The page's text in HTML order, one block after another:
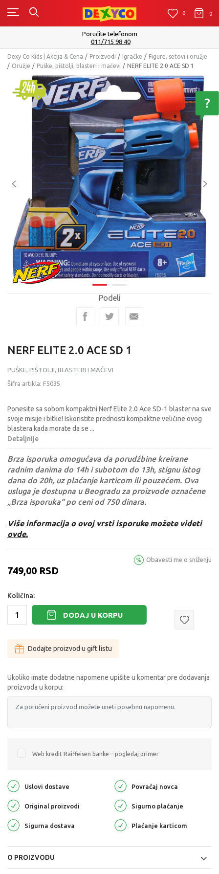
0 0 0
Isporuku možete očekivati u roku od 2 do 4
Dexy Co Kids | Akcija & Cena Proizvodi Igračke
Figure, setovi i oružje
Oružje
Puške, pištolji, blasteri i mačevi NERF ELITE 2.0 ACE SD 1
Podeli
NERF ELITE 2.0 ACE SD 1
PUŠKE, PIŠTOLJI, BLASTERI I MAČEVI
Šifra artikla: F5035
Ponesite sa sobom kompaktni Nerf Elite 2.0 Ace SD-1 blaster na sve
svoje misije i bitke! Iskoristite prednosti kompaktne veličine ovog
blastera kada morate da se ...
Detaljnije
Brza isporuka omogućava da porudžbine kreirane
radnim danima do 14h i subotom do 13h, stignu istog
dana do 20h, uz plaćanje karticom ili pouzećem. Ova
usluga je dostupna u Beogradu za proizvode označene
„Brza isporuka“ po ceni od 750 dinara.
Više informacija o ovoj vrsti isporuke možete videti
ovde.
749,00 RSD
Obavesti me o sniženju
Količina:
DODAJ U KORPU
Dodajte proizvod u gift listu
Ukoliko imate dodatne napomene upišite u komentar pre dodavanja
proizvoda u korpu:
Web kredit Raiffeisen banke – pogledaj primer
Uslovi dostave Povraćaj novca
Original proizvodi Sigurno plaćanje
Sigurna dostava Plaćanje karticom
O PROIZVODU